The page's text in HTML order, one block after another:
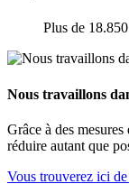
Plus de
Nous travaillons
Grâce à des
réduire autant que
Vous trouverez ici